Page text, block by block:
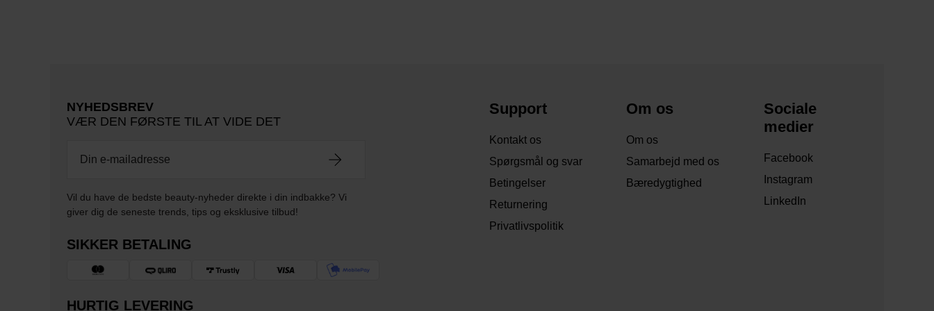
NYHEDSBREV
VÆR DEN FØRSTE TIL AT VIDE DET
Vil du have de bedste beauty-nyheder direkte i din indbakke? Vi
giver dig de seneste trends, tips og eksklusive tilbud!
SIKKER BETALING
HURTIG LEVERING
Support
Kontakt os
Spørgsmål og svar
Betingelser
Returnering
Privatlivspolitik
Om os
Om os
Samarbejd med os
Bæredygtighed
Sociale
medier
Facebook
Instagram
LinkedIn